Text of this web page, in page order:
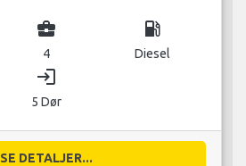
business_center
4
local_gas_station
Diesel
login
5 Dør
SE DETALJER...